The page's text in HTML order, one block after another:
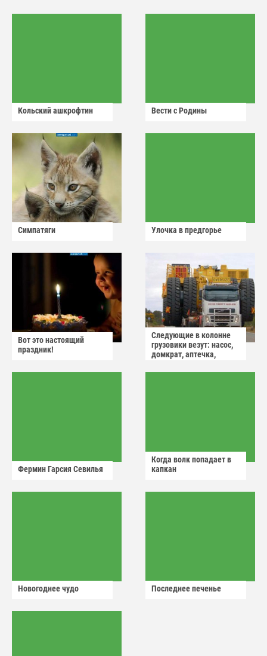
Кольский ашкрофтин Вести с Родины
Симпатяги Улочка в предгорье
Вот это настоящий
праздник!
Следующие в колонне
грузовики везут: насос,
домкрат, аптечка,
Фермин Гарсия Севилья
Когда волк попадает в
капкан
Новогоднее чудо Последнее печенье